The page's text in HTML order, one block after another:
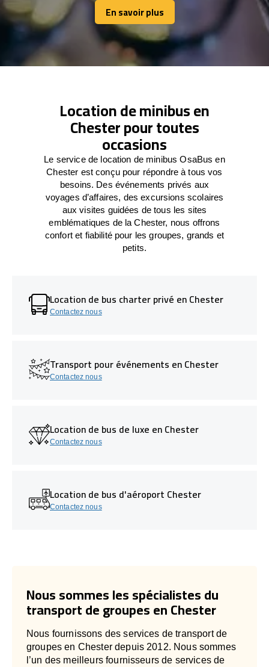
En savoir plus
En savoir plus
Location de minibus en
Chester pour toutes
occasions
Le service de location de minibus OsaBus en
Chester est conçu pour répondre à tous vos
besoins. Des événements privés aux
voyages d’affaires, des excursions scolaires
aux visites guidées de tous les sites
emblématiques de la Chester, nous offrons
confort et fiabilité pour les groupes, grands et
petits.
Location de bus charter privé en Chester
Contactez nous
Transport pour événements en Chester
Contactez nous
Location de bus de luxe en Chester
Contactez nous
Location de bus d'aéroport Chester
Contactez nous
Nous sommes les spécialistes du
transport de groupes en Chester
Nous fournissons des services de transport de
groupes en Chester depuis 2012. Nous sommes
l’un des meilleurs fournisseurs de services de